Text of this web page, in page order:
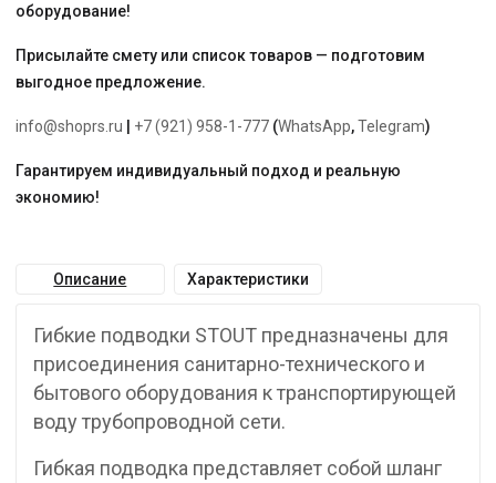
оборудование!
Присылайте смету или список товаров — подготовим
выгодное предложение.
info@shoprs.ru +7 (921) 958-1-777 (WhatsApp,Telegram)
Гарантируем индивидуальный подход и реальную
экономию!
Описание Характеристики
Гибкие подводки STOUT предназначены для
присоединения санитарно-технического и
бытового оборудования к транспортирующей
воду трубопроводной сети.
Гибкая подводка представляет собой шланг